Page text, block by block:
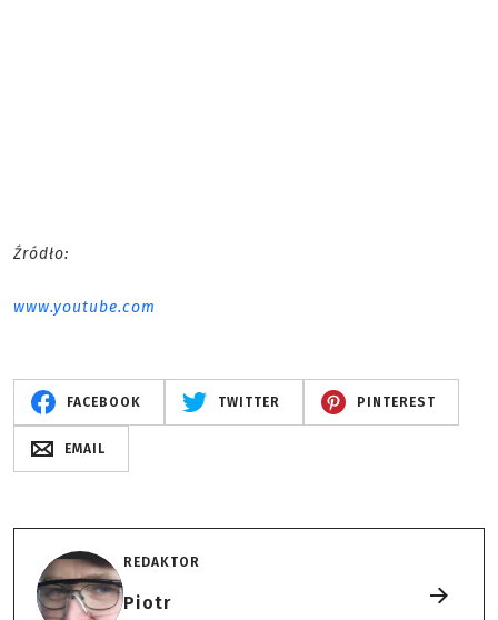
Źródło:
www.youtube.com
FACEBOOK TWITTER PINTEREST
EMAIL
REDAKTOR
Piotr